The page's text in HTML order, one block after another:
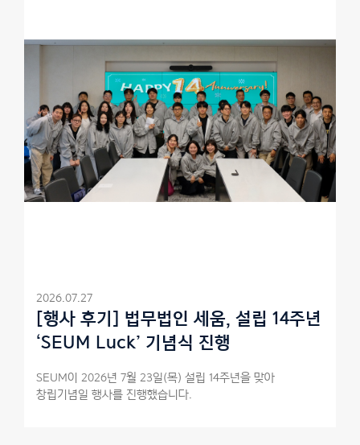
2026.07.27
[행사 후기] 법무법인 세움, 설립 14주년
‘SEUM Luck’ 기념식 진행
SEUM이 2026년 7월 23일(목) 설립 14주년을 맞아
창립기념일 행사를 진행했습니다.